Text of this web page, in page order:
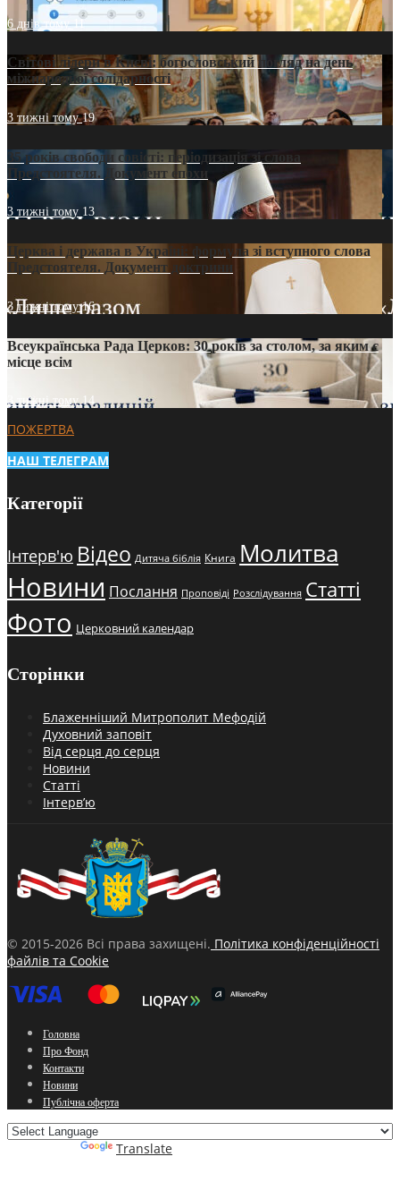
6 днів тому11
Світові лідери в Києві: богословський погляд на день
міжнародної солідарності
3 тижні тому19
35 років свободи совісті: періодизація зі слова
Предстоятеля. Документ епохи
3 тижні тому 13
Церква і держава в Україні: формула зі вступного слова
Предстоятеля. Документ доктрини
3 тижні тому16
Всеукраїнська Рада Церков: 30 років за столом, за яким є
місце всім
3 тижні тому14
ПОЖЕРТВА
НАШ ТЕЛЕГРАМ
Категорії
Інтерв'ю Відео Дитяча біблія Книга Молитва
Новини Послання Проповіді Розслідування Статті
Фото Церковний календар
Сторінки
Блаженніший Митрополит Мефодій
Духовний заповіт
Від серця до серця
Новини
Статті
Інтерв’ю
© 2015-2026 Всі права захищені. Політика конфіденційності
файлів та Cookie
Головна
Про Фонд
Контакти
Новини
Публічна оферта
Translate